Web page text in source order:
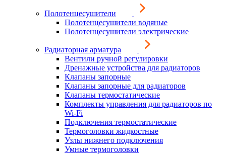
Полотенцесушители
Полотенцесушители водяные
Полотенцесушители электрические
Радиаторная арматура
Вентили ручной регулировки
Дренажные устройства для радиаторов
Клапаны запорные
Клапаны запорные для радиаторов
Клапаны термостатические
Комплекты управления для радиаторов по
Wi-Fi
Подключения термостатические
Термоголовки жидкостные
Узлы нижнего подключения
Умные термоголовки